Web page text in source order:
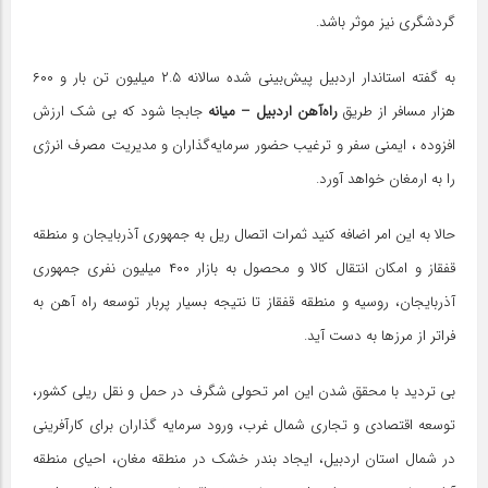
گردشگری نیز موثر باشد.
به گفته استاندار اردبیل پیش‌بینی شده سالانه ۲.۵ میلیون تن بار و ۶۰۰
هزار مسافر از طریق راه‌آهن اردبیل – میانه جابجا شود که بی شک ارزش
افزوده ، ایمنی سفر و ترغیب حضور سرمایه‌گذاران و مدیریت مصرف انرژی
را به ارمغان خواهد آورد.
حالا به این امر اضافه کنید ثمرات اتصال ریل به جمهوری آذربایجان و منطقه
قفقاز و امکان انتقال کالا و محصول به بازار ۴۰۰ میلیون نفری جمهوری
آذربایجان، روسیه و منطقه قفقاز تا نتیجه بسیار پربار توسعه راه آهن به
فراتر از مرزها به دست آید.
بی تردید با محقق شدن این امر تحولی شگرف در حمل و نقل ریلی کشور،
توسعه اقتصادی و تجاری شمال غرب، ورود سرمایه گذاران برای کارآفرینی
در شمال استان اردبیل، ایجاد بندر خشک در منطقه مغان، احیای منطقه